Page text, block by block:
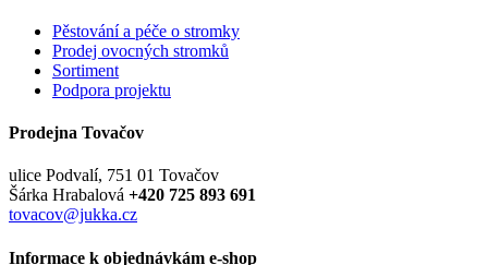
Pěstování a péče o stromky
Prodej ovocných stromků
Sortiment
Podpora projektu
Prodejna Tovačov
ulice Podvalí, 751 01 Tovačov
Šárka Hrabalová +420 725 893 691
tovacov@jukka.cz
Informace k objednávkám e-shop